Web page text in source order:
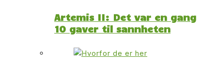
Artemis II: Det var en gang
10 gaver til sannheten